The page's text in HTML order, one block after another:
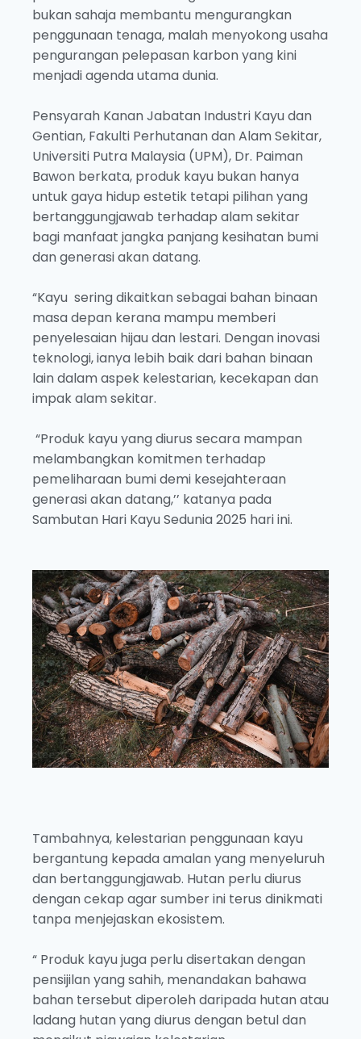
bukan sahaja membantu mengurangkan
penggunaan tenaga, malah menyokong usaha
pengurangan pelepasan karbon yang kini
menjadi agenda utama dunia.
Pensyarah Kanan Jabatan Industri Kayu dan
Gentian, Fakulti Perhutanan dan Alam Sekitar,
Universiti Putra Malaysia (UPM), Dr. Paiman
Bawon berkata, produk kayu bukan hanya
untuk gaya hidup estetik tetapi pilihan yang
bertanggungjawab terhadap alam sekitar
bagi manfaat jangka panjang kesihatan bumi
dan generasi akan datang.
“Kayu sering dikaitkan sebagai bahan binaan
masa depan kerana mampu memberi
penyelesaian hijau dan lestari. Dengan inovasi
teknologi, ianya lebih baik dari bahan binaan
lain dalam aspek kelestarian, kecekapan dan
impak alam sekitar.
“Produk kayu yang diurus secara mampan
melambangkan komitmen terhadap
pemeliharaan bumi demi kesejahteraan
generasi akan datang,’’ katanya pada
Sambutan Hari Kayu Sedunia 2025 hari ini.
Tambahnya, kelestarian penggunaan kayu
bergantung kepada amalan yang menyeluruh
dan bertanggungjawab. Hutan perlu diurus
dengan cekap agar sumber ini terus dinikmati
tanpa menjejaskan ekosistem.
“ Produk kayu juga perlu disertakan dengan
pensijilan yang sahih, menandakan bahawa
bahan tersebut diperoleh daripada hutan atau
ladang hutan yang diurus dengan betul dan